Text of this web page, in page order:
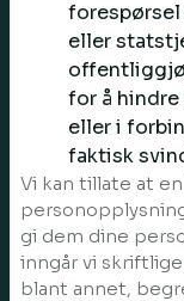
eller
for å
eller i
faktisk
Vi kan tillate at
gi dem dine
inngår vi
blant annet,